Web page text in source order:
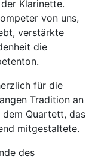
Klarinette.
von uns,
verstärkte
die
für die
Tradition an
Quartett, das
mitgestaltete.
des